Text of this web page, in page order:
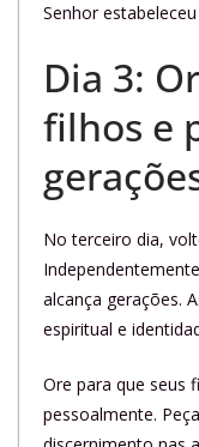
Senhor
Dia 3:
filhos e
No terceiro dia,
alcança gerações.
espiritual e
Ore para que seus
pessoalmente.